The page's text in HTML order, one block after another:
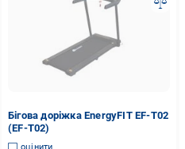
Бігова доріжка EnergyFIT EF-T02
(EF-T02)